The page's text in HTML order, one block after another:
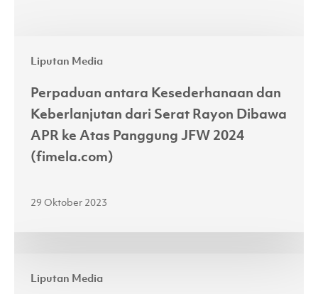
Liputan Media
antara
Kesederhanaan
dan
Keberlanjutan
dari
Serat
Dibawa
Panggung
Perpaduan antara Kesederhanaan dan
Keberlanjutan dari Serat Rayon Dibawa
APR ke Atas Panggung JFW 2024
(fimela.com)
29 Oktober 2023
Liputan Media
Kain